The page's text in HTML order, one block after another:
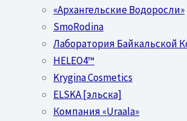
«Архангельские Водоросли»
SmoRodina
Лаборатория Байкальской
HELEO4™
Krygina Cosmetics
ELSKA [эльска]
Компания «Uraala»